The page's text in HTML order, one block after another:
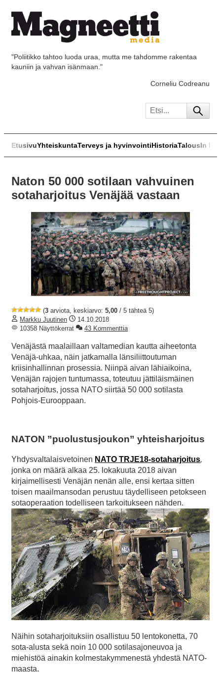
"Poliitikko tahtoo luoda uraa, mutta me tahdomme rakentaa
kauniin ja vahvan isänmaan."
Corneliu Codreanu
EtusivuYhteiskuntaTerveys ja hyvinvointiHistoriaTalousIn
Naton 50 000 sotilaan vahvuinen
sotaharjoitus Venäjää vastaan
(3 arviota, keskiarvo: 5,00 / 5 tähteä 5)
Markku Juutinen
14.10.2018
10358 Näyttökerrat
43 Kommenttia
Venäjästä maalaillaan valtamedian kautta aiheetonta
Venäjä-uhkaa, näin jatkamalla länsiliittoutuman
kriisinhallinnan prosessia. Niinpä aivan lähiaikoina,
Venäjän rajojen tuntumassa, toteutuu jättiläismäinen
sotaharjoitus, jossa NATO siirtää 50 000 sotilasta
Pohjois-Eurooppaan.
NATON ”puolustusjoukon” yhteisharjoitus
Yhdysvaltalaisvetoinen NATO TRJE18-sotaharjoitus,
jonka on määrä alkaa 25. lokakuuta 2018 aivan
kirjaimellisesti Venäjän nenän alle, ensi kertaa sitten
toisen maailmansodan perustuu täydelliseen petokseen
sotaoperaation todelliseen tarkoitukseen nähden.
Näihin sotaharjoituksiin osallistuu 50 lentokonetta, 70
sota-alusta sekä noin 10 000 sotilasajoneuvoa ja
miehistöä ainakin kolmestakymmenestä yhdestä NATO-
maasta.